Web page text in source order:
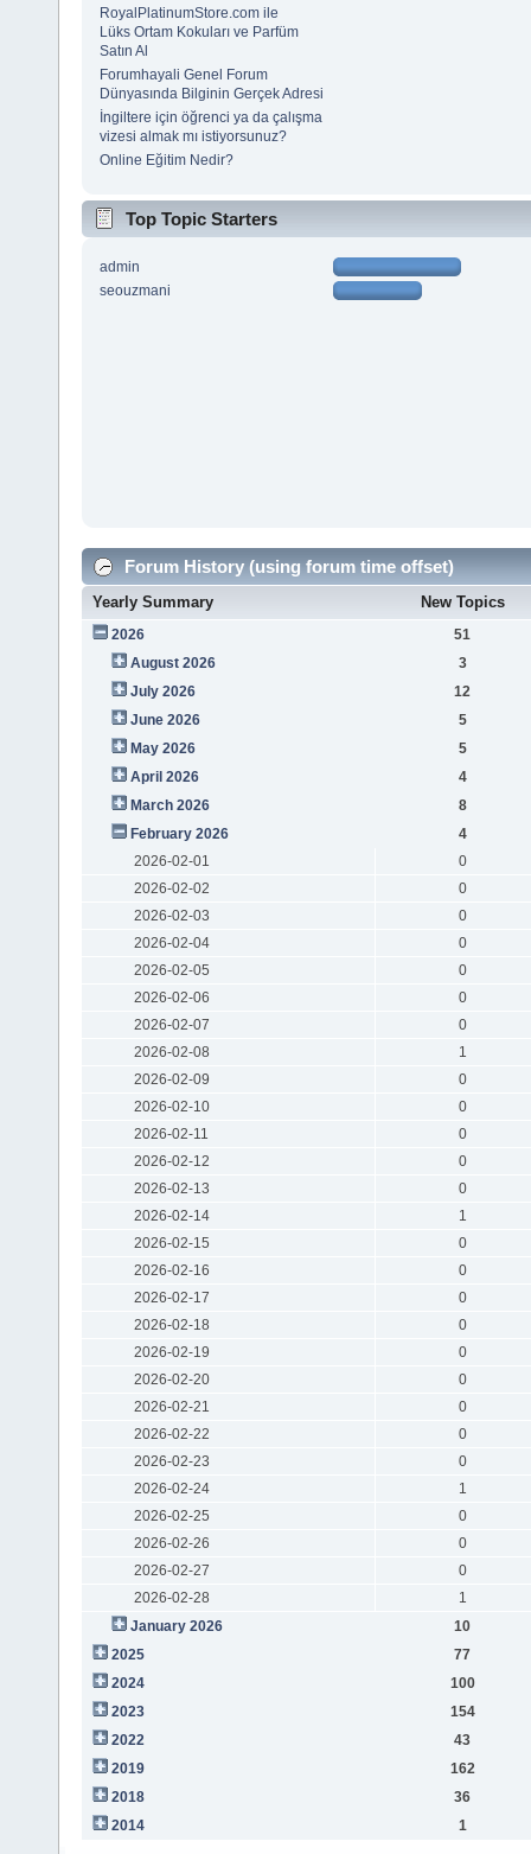
RoyalPlatinumStore.com ile
Lüks Ortam Kokuları ve Parfüm
Satın Al
Forumhayali Genel Forum
Dünyasında Bilginin Gerçek Adresi
İngiltere için öğrenci ya da çalışma
vizesi almak mı istiyorsunuz?
Online Eğitim Nedir?
Top Topic Starters
admin
seouzmani
Forum History (using forum time offset)
Yearly Summary New Topics
2026
51
August 2026
3
July 2026
12
June 2026
5
May 2026
5
April 2026
4
March 2026
8
February 2026
4
2026-02-01
0
2026-02-02
0
2026-02-03
0
2026-02-04
0
2026-02-05
0
2026-02-06
0
2026-02-07
0
2026-02-08
1
2026-02-09
0
2026-02-10
0
2026-02-11
0
2026-02-12
0
2026-02-13
0
2026-02-14
1
2026-02-15
0
2026-02-16
0
2026-02-17
0
2026-02-18
0
2026-02-19
0
2026-02-20
0
2026-02-21
0
2026-02-22
0
2026-02-23
0
2026-02-24
1
2026-02-25
0
2026-02-26
0
2026-02-27
0
2026-02-28
1
January 2026
10
2025
77
2024
100
2023
154
2022
43
2019
162
2018
36
2014
1